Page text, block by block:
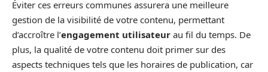
Éviter ces erreurs communes assurera une meilleure
gestion de la visibilité de votre contenu, permettant
d’accroître l’engagement utilisateur au fil du temps. De
plus, la qualité de votre contenu doit primer sur des
aspects techniques tels que les horaires de publication, car